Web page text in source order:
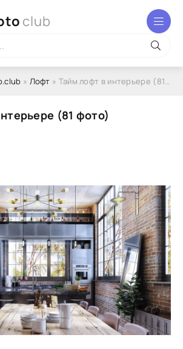
club
» Лофт » Тайм лофт в интерьере (81 фото)
(81 фото)